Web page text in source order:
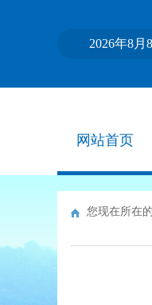
2026年8月
网站首页
您现在所在